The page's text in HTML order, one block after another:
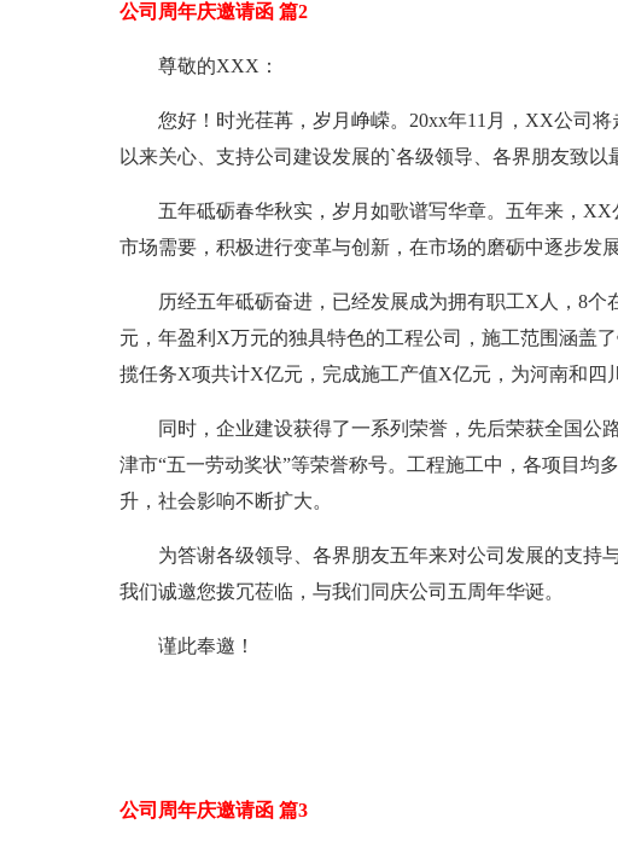
公司周年庆邀请函 篇2
尊敬的XXX：
您好！时光荏苒，岁月峥嵘。20xx年11月，XX公司
以来关心、支持公司建设发展的`各级领导、各界朋友致以
五年砥砺春华秋实，岁月如歌谱写华章。五年来，
市场需要，积极进行变革与创新，在市场的磨砺中逐步发
历经五年砥砺奋进，已经发展成为拥有职工X人，8
元，年盈利X万元的独具特色的工程公司，施工范围涵盖
揽任务X项共计X亿元，完成施工产值X亿元，为河南和四
同时，企业建设获得了一系列荣誉，先后荣获全国公
津市“五一劳动奖状”等荣誉称号。工程施工中，各项目均
升，社会影响不断扩大。
为答谢各级领导、各界朋友五年来对公司发展的支持
我们诚邀您拨冗莅临，与我们同庆公司五周年华诞。
谨此奉邀！
公司周年庆邀请函 篇3